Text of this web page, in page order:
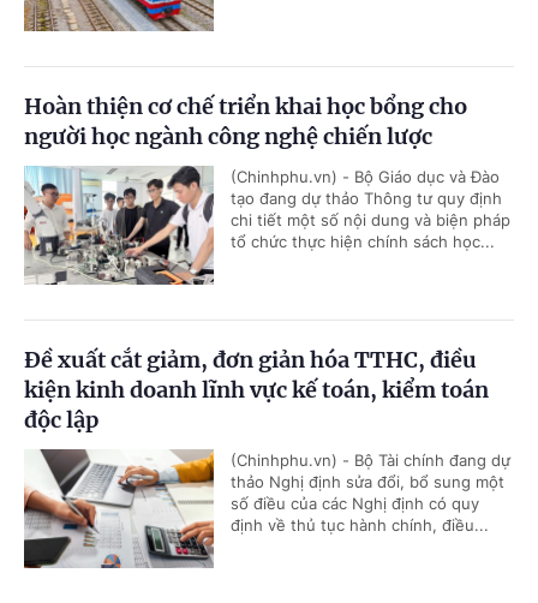
Hoàn thiện cơ chế triển khai học bổng cho
người học ngành công nghệ chiến lược
(Chinhphu.vn) - Bộ Giáo dục và Đào
tạo đang dự thảo Thông tư quy định
chi tiết một số nội dung và biện pháp
tổ chức thực hiện chính sách học...
Đề xuất cắt giảm, đơn giản hóa TTHC, điều
kiện kinh doanh lĩnh vực kế toán, kiểm toán
độc lập
(Chinhphu.vn) - Bộ Tài chính đang dự
thảo Nghị định sửa đổi, bổ sung một
số điều của các Nghị định có quy
định về thủ tục hành chính, điều...